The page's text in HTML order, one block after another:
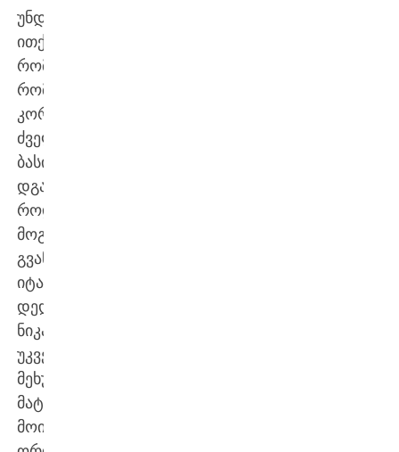
უნდა
ითქვას,
რომ
რომის
კორტებზე
ძველი
ბასილაშვილი
დგას,
როდესაც
მოგებებით
გვანებივრებდა.
იტალიის
დედაქალაქში
ნიკამ
უკვე
მეხუთე
მატჩი
მოიგო: